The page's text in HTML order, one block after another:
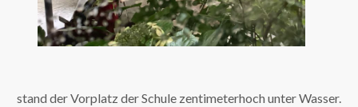
stand der Vorplatz der Schule zentimeterhoch unter Wasser.